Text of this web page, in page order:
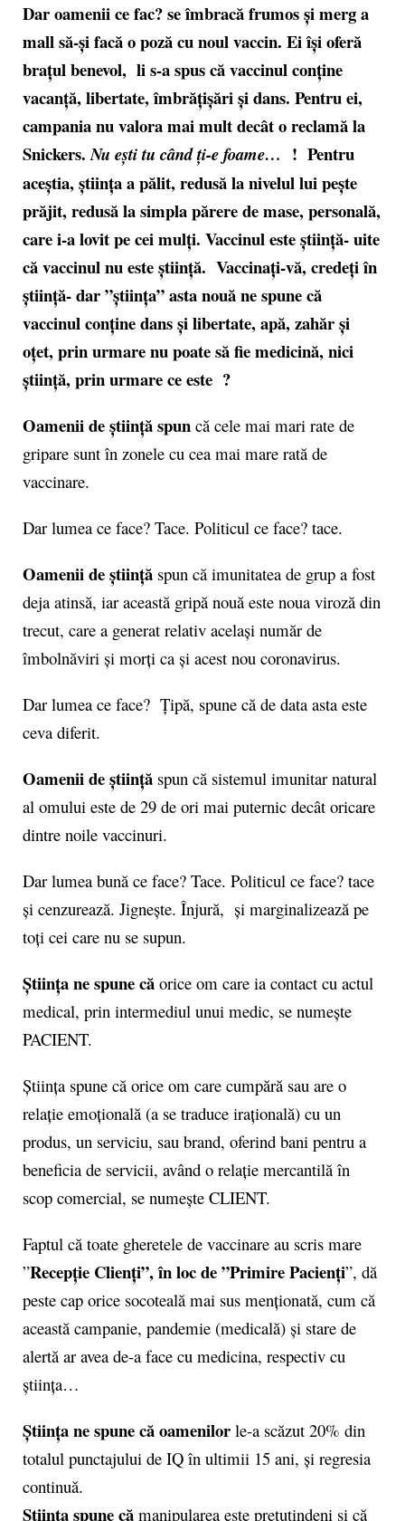
Dar oamenii ce fac? se îmbracă frumos și merg a
mall să-și facă o poză cu noul vaccin. Ei își oferă
brațul benevol, li s-a spus că vaccinul conține
vacanță, libertate, îmbrățișări și dans. Pentru ei,
campania nu valora mai mult decât o reclamă la
Snickers.Nu ești tu când ți-e foame… ! Pentru
aceștia, știința a pălit, redusă la nivelul lui pește
prăjit, redusă la simpla părere de mase, personală,
care i-a lovit pe cei mulți. Vaccinul este știință- uite
că vaccinul nu este știință. Vaccinați-vă, credeți în
știință- dar ”știința” asta nouă ne spune că
vaccinul conține dans și libertate, apă, zahăr și
oțet, prin urmare nu poate să fie medicină, nici
știință, prin urmare ce este ?
Oamenii de știință spun că cele mai mari rate de
gripare sunt în zonele cu cea mai mare rată de
vaccinare.
Dar lumea ce face? Tace. Politicul ce face? tace.
Oamenii de știință spun că imunitatea de grup a fost
deja atinsă, iar această gripă nouă este noua viroză din
trecut, care a generat relativ același număr de
îmbolnăviri și morți ca și acest nou coronavirus.
Dar lumea ce face? Țipă, spune că de data asta este
ceva diferit.
Oamenii de știință spun că sistemul imunitar natural
al omului este de 29 de ori mai puternic decât oricare
dintre noile vaccinuri.
Dar lumea bună ce face? Tace. Politicul ce face? tace
și cenzurează. Jignește. Înjură, și marginalizează pe
toți cei care nu se supun.
Știința ne spune că orice om care ia contact cu actul
medical, prin intermediul unui medic, se numește
PACIENT.
Știința spune că orice om care cumpără sau are o
relație emoțională (a se traduce irațională) cu un
produs, un serviciu, sau brand, oferind bani pentru a
beneficia de servicii, având o relație mercantilă în
scop comercial, se numește CLIENT.
Faptul că toate gheretele de vaccinare au scris mare
”Recepție Clienți”, în loc de ”Primire Pacienți”, dă
peste cap orice socoteală mai sus menționată, cum că
această campanie, pandemie (medicală) și stare de
alertă ar avea de-a face cu medicina, respectiv cu
știința…
Știința ne spune că oamenilor le-a scăzut 20% din
totalul punctajului de IQ în ultimii 15 ani, și regresia
continuă.
Știința spune că manipularea este pretutindeni și că